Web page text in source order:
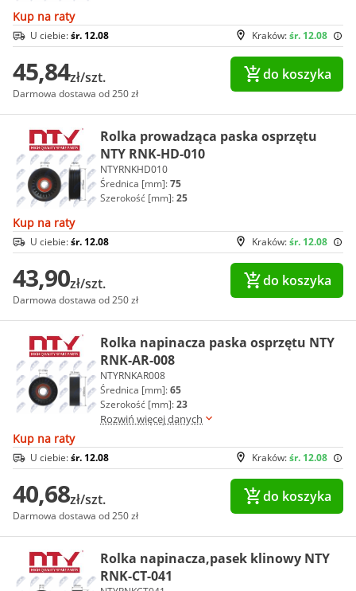
Kup na raty
Kraków:śr. 12.08
U ciebie:śr. 12.08
45,84zł/szt.
Darmowa dostawa od 250 zł
do koszyka
Rolka prowadząca paska osprzętu
NTY RNK-HD-010
NTYRNKHD010
Średnica [mm]:75
Szerokość [mm]:25
Kup na raty
Kraków:śr. 12.08
U ciebie:śr. 12.08
43,90zł/szt.
Darmowa dostawa od 250 zł
do koszyka
Rolka napinacza paska osprzętu NTY
RNK-AR-008
NTYRNKAR008
Średnica [mm]:65
Szerokość [mm]:23
Rozwiń więcej danych
Kup na raty
Kraków:śr. 12.08
U ciebie:śr. 12.08
40,68zł/szt.
Darmowa dostawa od 250 zł
do koszyka
Rolka napinacza,pasek klinowy NTY
RNK-CT-041